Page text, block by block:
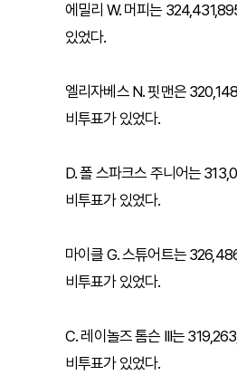
에밀리 W. 머피는
있었다.
엘리자베스 N. 핏맨은
비투표가 있었다.
D. 폴 스파크스 주니어는
비투표가 있었다.
마이클 G. 스튜어트는
비투표가 있었다.
C. 레이놀즈 톰슨 III는
비투표가 있었다.